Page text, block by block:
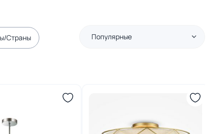
Страны Популярные